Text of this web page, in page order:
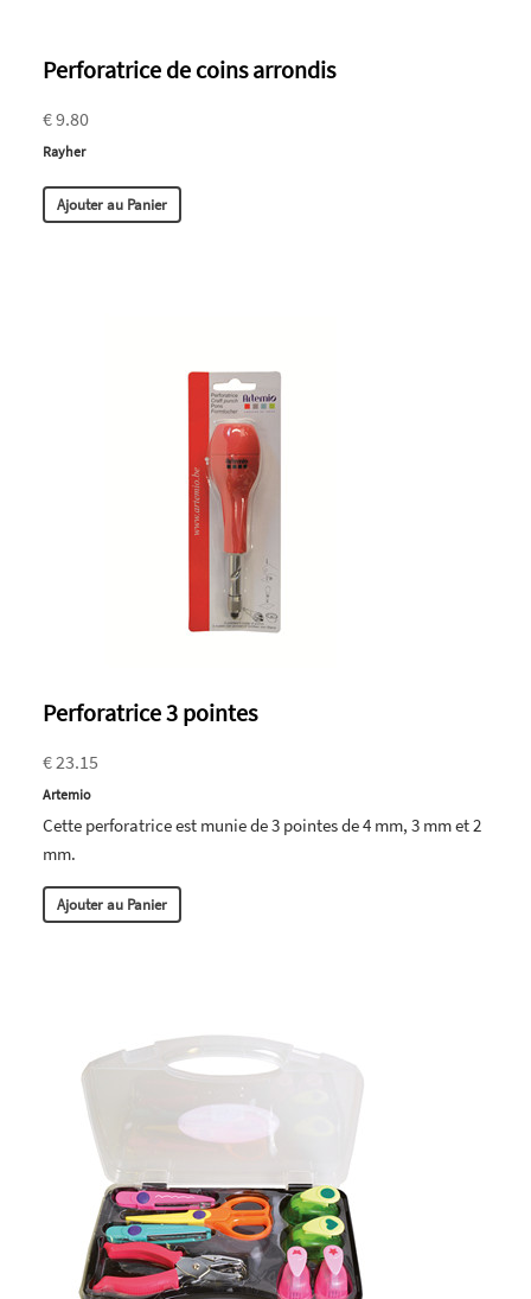
Perforatrice de coins arrondis
€ 9.80
Rayher
Ajouter au Panier
Perforatrice 3 pointes
€ 23.15
Artemio
Cette perforatrice est munie de 3 pointes de 4 mm, 3 mm et 2
mm.
Ajouter au Panier